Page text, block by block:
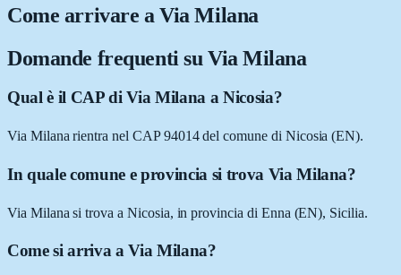
Come arrivare aVia Milana
Domande frequenti su Via Milana
Qual è il CAP di Via Milana a Nicosia?
Via Milana rientra nel CAP 94014 del comune di Nicosia (EN).
In quale comune e provincia si trova Via Milana?
Via Milana si trova a Nicosia, in provincia di Enna (EN), Sicilia.
Come si arriva a Via Milana?